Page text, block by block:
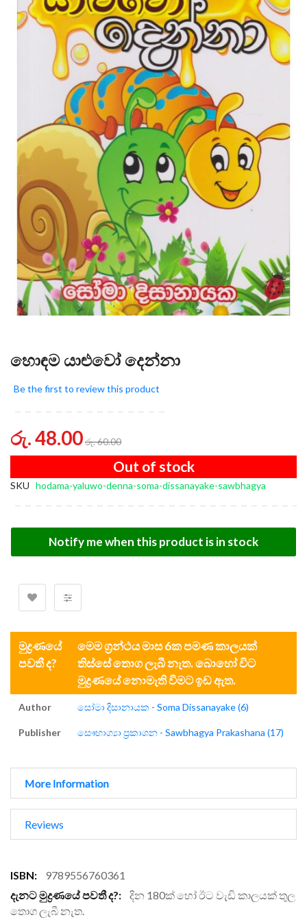
හොඳම යාළුවෝ දෙන්නා
Be the first to review this product
රු. 48.00රු. 60.00
Out of stock
SKU hodama-yaluwo-denna-soma-dissanayake-sawbhagya
Notify me when this product is in stock
මුද්‍රණයේ
පවතී ද?
මෙම ග්‍රන්ථය මාස 6ක පමණ කාලයක්
තිස්සේ තොග ලැබී නැත. බොහෝ විට
මුද්‍රණයේ නොමැති වීමට ඉඩ ඇත.
Author සෝමා දිසානායක - Soma Dissanayake (6)
Publisher සෞභාග්‍යා ප්‍රකාශන - Sawbhagya Prakashana (17)
More Information
Reviews
More
Information
9789556760361
දින 180ක් හෝ ඊට වැඩි කාලයක් තුල
තොග ලැබී නැත.